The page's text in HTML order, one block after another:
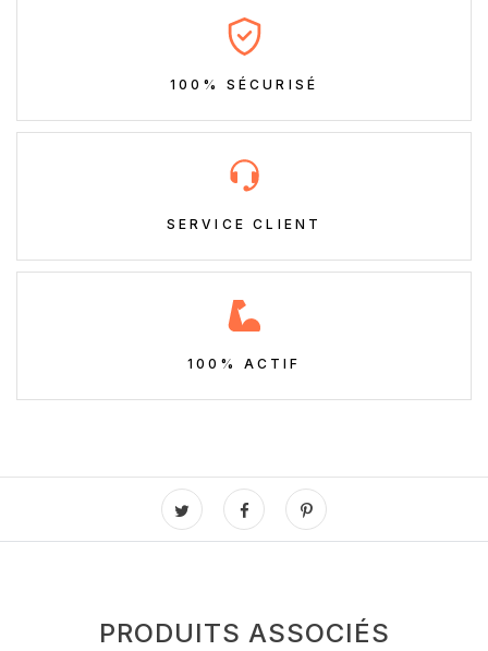
100% SÉCURISÉ
SERVICE CLIENT
100% ACTIF
PRODUITS ASSOCIÉS